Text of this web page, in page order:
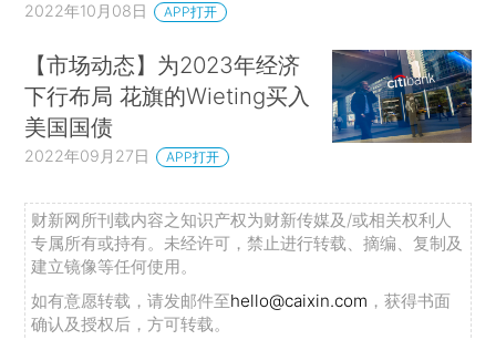
2022年10月08日 APP打开
【市场动态】为2023年经济
下行布局 花旗的Wieting买入
美国国债
2022年09月27日 APP打开
财新网所刊载内容之知识产权为财新传媒及/或相关权利人
专属所有或持有。未经许可，禁止进行转载、摘编、复制及
建立镜像等任何使用。
如有意愿转载，请发邮件至hello@caixin.com ，获得书面
确认及授权后，方可转载。